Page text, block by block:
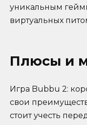
уникальным
виртуальных
Плюсы и
Игра Bubbu 2:
свои
стоит учесть